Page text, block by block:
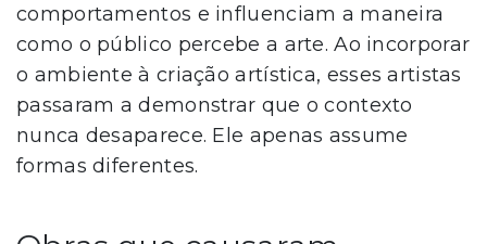
comportamentos e influenciam a maneira
como o público percebe a arte. Ao incorporar
o ambiente à criação artística, esses artistas
passaram a demonstrar que o contexto
nunca desaparece. Ele apenas assume
formas diferentes.